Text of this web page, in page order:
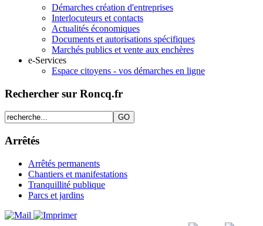
Démarches création d'entreprises
Interlocuteurs et contacts
Actualités économiques
Documents et autorisations spécifiques
Marchés publics et vente aux enchères
e-Services
Espace citoyens - vos démarches en ligne
Rechercher sur Roncq.fr
Arrêtés
Arrêtés permanents
Chantiers et manifestations
Tranquillité publique
Parcs et jardins